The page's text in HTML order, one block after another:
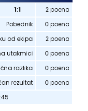
1:1
2 poena
Pobednik
0 poena
od ekipa
2 poena
utakmici
0 poena
razlika
0 poena
rezultat
0 poena